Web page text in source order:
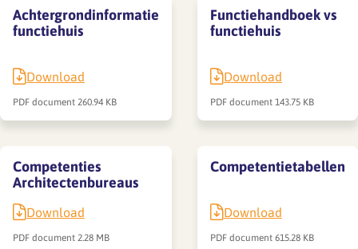
Achtergrondinformatie
functiehuis
Download
PDF document 260.94 KB
Functiehandboek vs
functiehuis
Download
PDF document 143.75 KB
Competenties
Architectenbureaus
Download
PDF document 2.28 MB
Competentietabellen
Download
PDF document 615.28 KB